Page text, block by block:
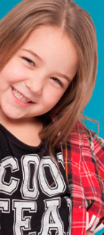
hospitais
pelos
saúde.
para as
o
de